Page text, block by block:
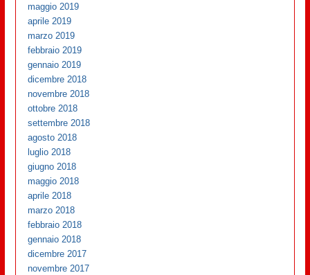
maggio 2019
aprile 2019
marzo 2019
febbraio 2019
gennaio 2019
dicembre 2018
novembre 2018
ottobre 2018
settembre 2018
agosto 2018
luglio 2018
giugno 2018
maggio 2018
aprile 2018
marzo 2018
febbraio 2018
gennaio 2018
dicembre 2017
novembre 2017